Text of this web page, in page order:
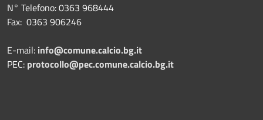
N° Telefono: 0363 968444
Fax: 0363 906246
E-mail: info@comune.calcio.bg.it
PEC: protocollo@pec.comune.calcio.bg.it